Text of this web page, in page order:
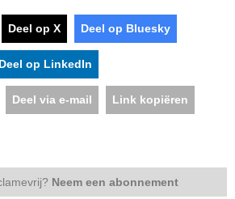
Deel op X Deel op Bluesky
Deel op LinkedIn
Deel via e-mail Link kopiëren
Neem een abonnement